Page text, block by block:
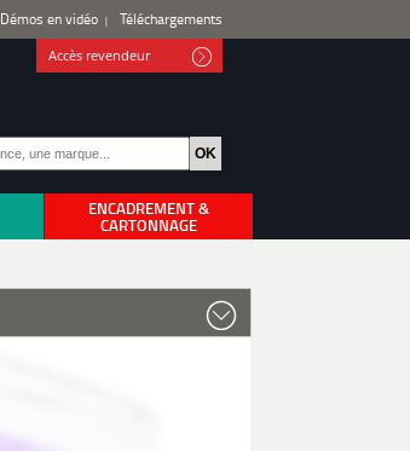
Démos en vidéo Téléchargements
Accès revendeur
ENCADREMENT &
CARTONNAGE